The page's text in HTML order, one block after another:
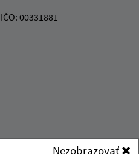
Nezobrazovať
IČO: 00331881